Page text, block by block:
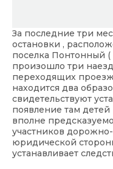
За последние три
остановки ,
поселка Понтонный
произошло три
переходящих
находится два
свидетельствуют
появление там
вполне
участников
юридической
устанавливает